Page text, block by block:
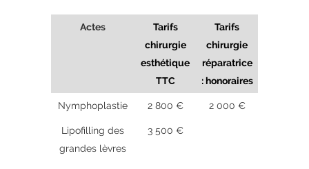
Actes
Tarifs
chirurgie
esthétique
TTC
Tarifs
chirurgie
réparatrice
: honoraires
Nymphoplastie 2 800 € 2 000 €
Lipofilling des
grandes lèvres
3 500 €